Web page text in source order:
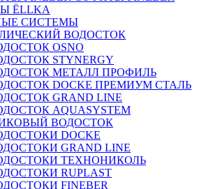
ЁLLKA
СИСТЕМЫ
ВОДОСТОК
OSNO
STYNERGY
МЕТАЛЛ ПРОФИЛЬ
DOCKE ПРЕМИУМ СТАЛЬ
GRAND LINE
AQUASYSTEM
ВОДОСТОК
DOCKE
GRAND LINE
ТЕХНОНИКОЛЬ
RUPLAST
FINEBER